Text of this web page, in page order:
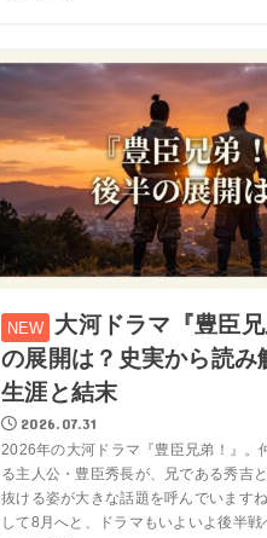
大河ドラマ『豊臣
の展開は？史実から読み
生涯と結末
2026.07.31
2026年の大河ドラマ『豊臣兄弟！』。
る主人公・豊臣秀長が、兄である秀吉
抜ける姿が大きな話題を呼んでいます
して8月へと、ドラマもいよいよ後半戦